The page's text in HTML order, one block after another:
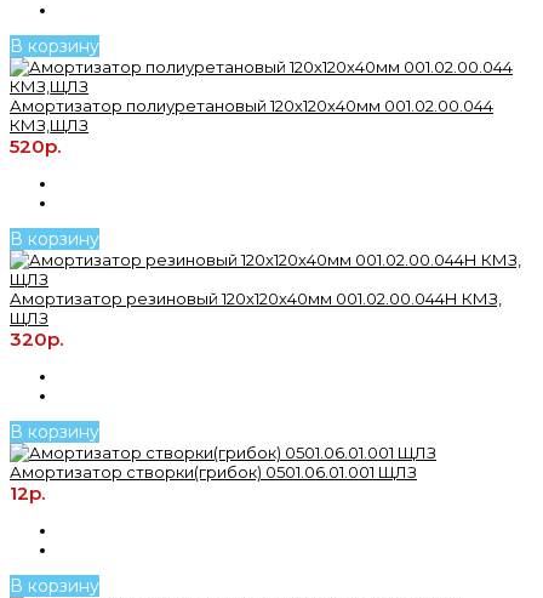
В корзину
Амортизатор полиуретановый 120х120х40мм 001.02.00.044
КМЗ,ЩЛЗ
520р.
В корзину
Амортизатор резиновый 120х120х40мм 001.02.00.044Н КМЗ,
ЩЛЗ
320р.
В корзину
Амортизатор створки(грибок) 0501.06.01.001 ЩЛЗ
12р.
В корзину